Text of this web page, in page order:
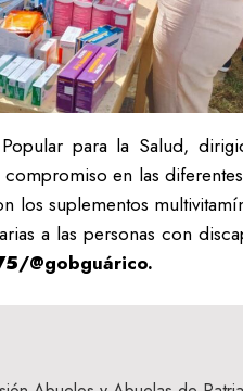
para la Salud,
en las
los suplementos
a las personas con
/@gobguárico.